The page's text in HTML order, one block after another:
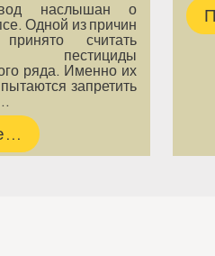
наслышан о
Одной из причин
считать
ряда. Именно их
запретить